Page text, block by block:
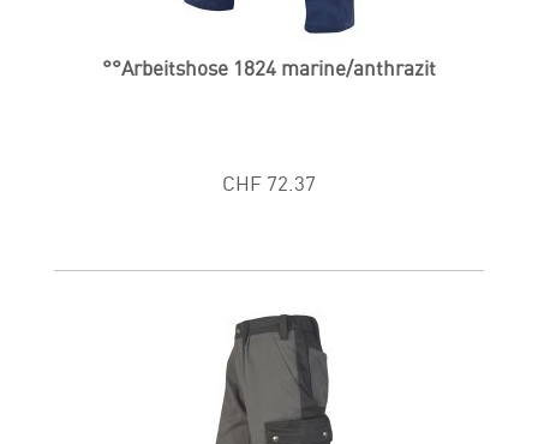
°°Arbeitshose 1824 marine/anthrazit
CHF 72.37